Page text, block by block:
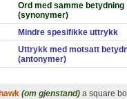
Ord med samme betydning
(synonymer)
Mindre spesifikke uttrykk
Uttrykk med motsatt
(antonymer)
hawk (om gjenstand) a square